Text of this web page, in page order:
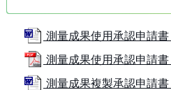
測量成果使用承認申請
測量成果使用承認申請
測量成果複製承認申請